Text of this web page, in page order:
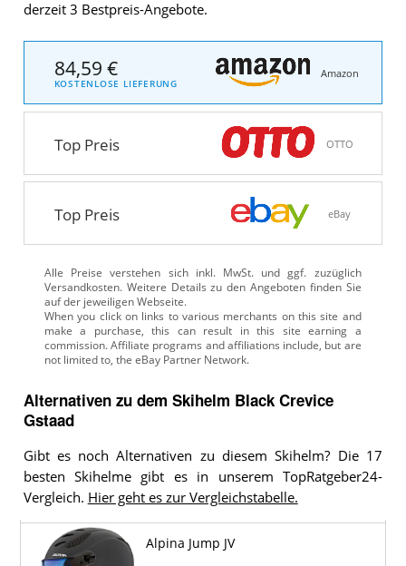
derzeit 3 Bestpreis-Angebote.
84,59 €
KOSTENLOSE LIEFERUNG
Amazon
Top Preis OTTO
Top Preis eBay
Alle Preise verstehen sich inkl. MwSt. und ggf. zuzüglich
Versandkosten. Weitere Details zu den Angeboten finden Sie
auf der jeweiligen Webseite.
Alternativen zu dem Skihelm Black Crevice
Gstaad
Gibt es noch Alternativen zu diesem Skihelm? Die 17
besten Skihelme gibt es in unserem TopRatgeber24-
Vergleich. Hier geht es zur Vergleichstabelle.
Alpina Jump JV